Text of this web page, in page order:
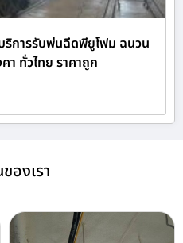
การรับพ่นฉีดพียูโฟม ฉนวน
า ทั่วไทย ราคาถูก
องเรา